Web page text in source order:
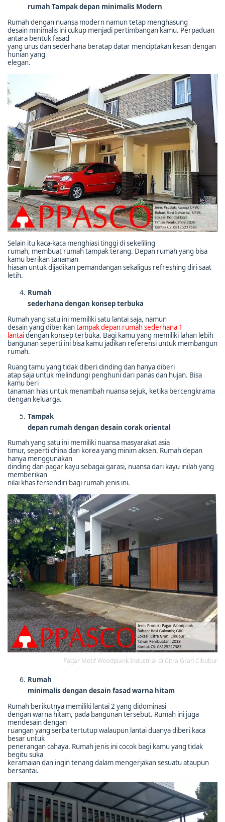
rumah Tampak depan minimalis Modern
Rumah dengan nuansa modern namun tetap menghasung
desain minimalis ini cukup menjadi pertimbangan kamu. Perpaduan
antara bentuk fasad
yang urus dan sederhana beratap datar menciptakan kesan dengan
hunian yang
elegan.
Selain itu kaca-kaca menghiasi tinggi di sekeliling
rumah, membuat rumah tampak terang. Depan rumah yang bisa
kamu berikan tanaman
hiasan untuk dijadikan pemandangan sekaligus refreshing diri saat
letih.
Rumah
sederhana dengan konsep terbuka
Rumah yang satu ini memiliki satu lantai saja, namun
desain yang diberikantampak depan rumah sederhana 1
lantaidengan konsep terbuka. Bagi kamu yang memiliki lahan lebih
bangunan seperti ini bisa kamu jadikan referensi untuk membangun
rumah.
Ruang tamu yang tidak diberi dinding dan hanya diberi
atap saja untuk melindungi penghuni dari panas dan hujan. Bisa
kamu beri
tanaman hias untuk menambah nuansa sejuk, ketika bercengkrama
dengan keluarga.
Tampak
depan rumah dengan desain corak oriental
Rumah yang satu ini memiliki nuansa masyarakat asia
timur, seperti china dan korea yang minim aksen. Rumah depan
hanya menggunakan
dinding dan pagar kayu sebagai garasi, nuansa dari kayu inilah yang
memberikan
nilai khas tersendiri bagi rumah jenis ini.
Pagar Motif Woodplank Industrial di Citra Gran Cibubur
Rumah
minimalis dengan desain fasad warna hitam
Rumah berikutnya memiliki lantai 2 yang didominasi
dengan warna hitam, pada bangunan tersebut. Rumah ini juga
mendesain dengan
ruangan yang serba tertutup walaupun lantai duanya diberi kaca
besar untuk
penerangan cahaya. Rumah jenis ini cocok bagi kamu yang tidak
begitu suka
keramaian dan ingin tenang dalam mengerjakan sesuatu ataupun
bersantai.